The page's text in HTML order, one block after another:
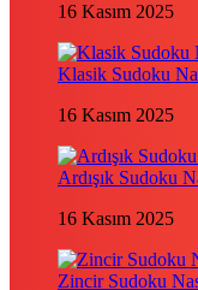
16 Kasım 2025
Klasik Sudoku
16 Kasım 2025
Ardışık Sudoku
16 Kasım 2025
Zincir Sudoku